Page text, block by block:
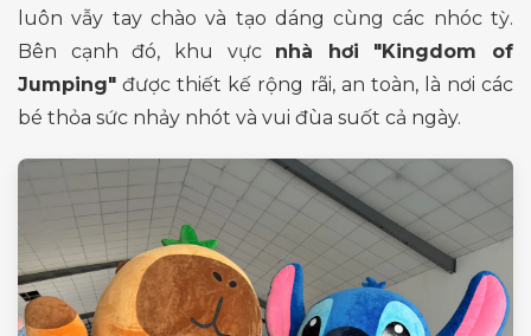
luôn vẫy tay chào và tạo dáng cùng các nhóc tỳ.
Bên cạnh đó, khu vực nhà hơi "Kingdom of
Jumping" được thiết kế rộng rãi, an toàn, là nơi các
bé thỏa sức nhảy nhót và vui đùa suốt cả ngày.